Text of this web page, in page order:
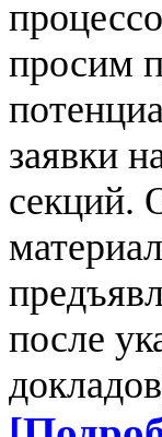
просим
заявки
секций.
после